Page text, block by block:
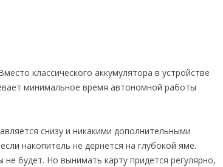
классического аккумулятора в устройстве
минимальное время автономной работы
снизу и никакими дополнительными
накопитель не дернется на глубокой яме.
будет. Но вынимать карту придется регулярно,